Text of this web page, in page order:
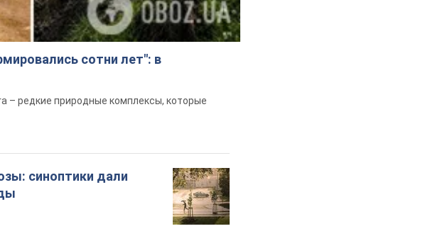
сотни лет": в
– редкие природные комплексы, которые
синоптики дали